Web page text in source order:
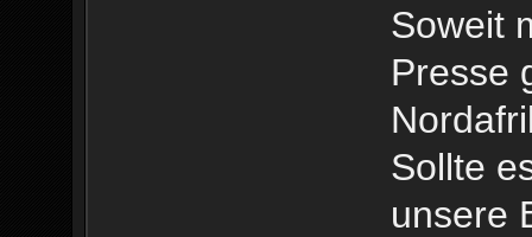
Soweit
Presse
Sollte
unsere